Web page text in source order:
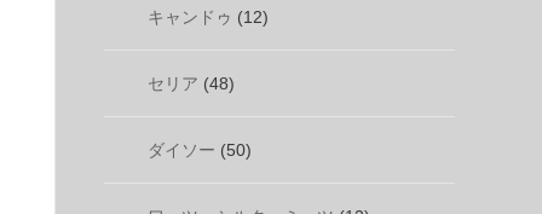
キャンドゥ (12)
セリア (48)
ダイソー (50)